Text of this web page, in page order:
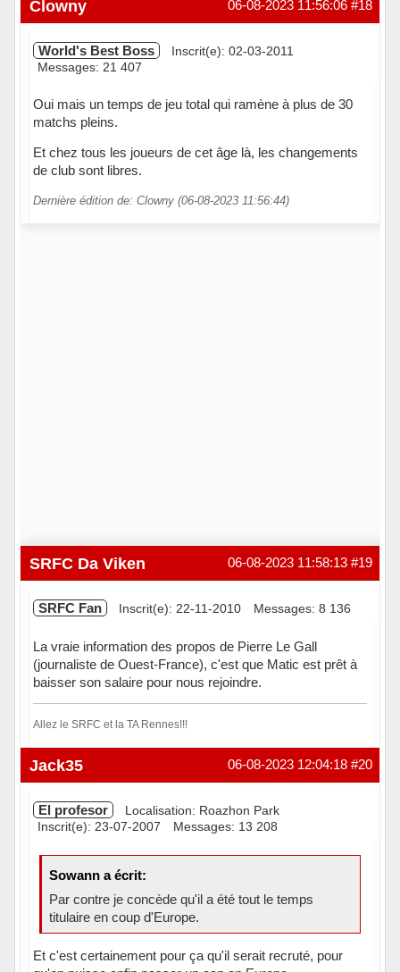
#18
06-08-2023 11:56:06
Clowny
World's Best Boss
Inscrit(e): 02-03-2011
Messages: 21 407
Oui mais un temps de jeu total qui ramène à plus de 30
matchs pleins.
Et chez tous les joueurs de cet âge là, les changements
de club sont libres.
Dernière édition de: Clowny (06-08-2023 11:56:44)
#19
06-08-2023 11:58:13
SRFC Da Viken
SRFC Fan Inscrit(e): 22-11-2010 Messages: 8 136
La vraie information des propos de Pierre Le Gall
(journaliste de Ouest-France), c'est que Matic est prêt à
baisser son salaire pour nous rejoindre.
Allez le SRFC et la TA Rennes!!!
Hors ligne #20
06-08-2023 12:04:18
Jack35
El profesor
Localisation: Roazhon Park
Inscrit(e): 23-07-2007
Messages: 13 208
Sowann a écrit:
Par contre je concède qu'il a été tout le temps
titulaire en coup d'Europe.
Et c'est certainement pour ça qu'il serait recruté, pour